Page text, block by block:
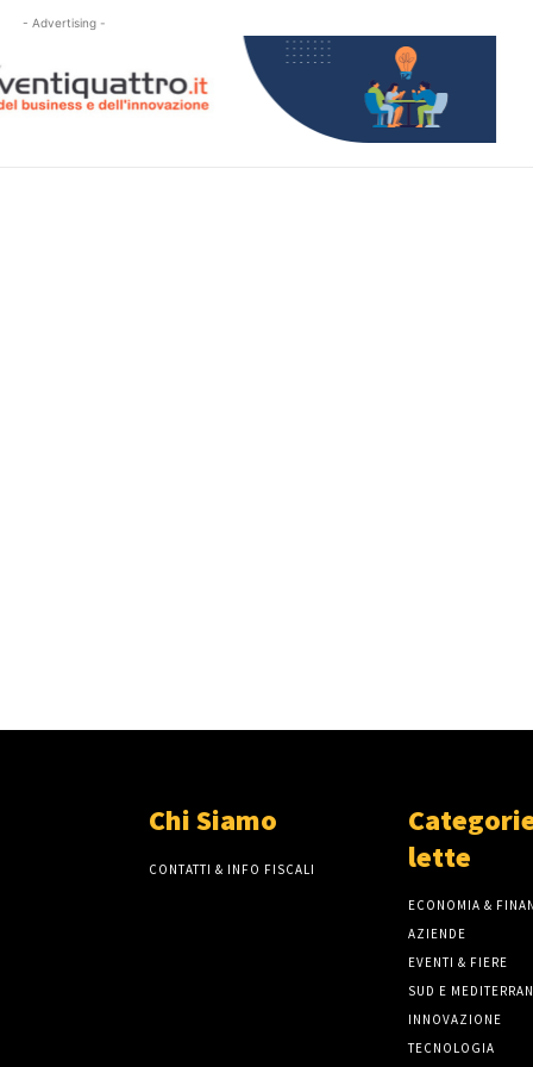
- Advertising -
Chi Siamo
CONTATTI & INFO FISCALI
lette
ECONOMIA &
AZIENDE
EVENTI & FIERE
SUD E
INNOVAZIONE
TECNOLOGIA